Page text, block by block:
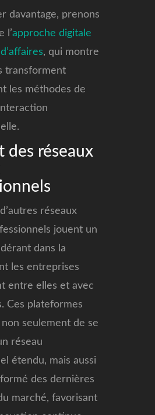
davantage, prenons
l’approche digitale
, qui montre
transforment
les méthodes de
des réseaux
réseaux
jouent un
dans la
les entreprises
entre elles et avec
Ces plateformes
seulement de se
réseau
étendu, mais aussi
des dernières
marché, favorisant